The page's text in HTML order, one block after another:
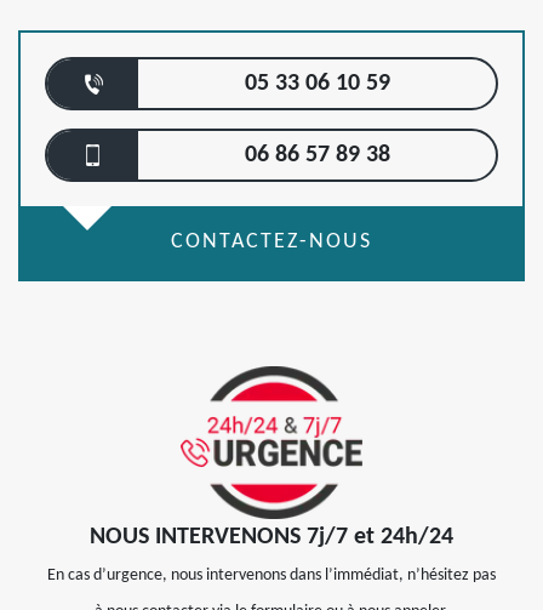
05 33 06 10 59
06 86 57 89 38
CONTACTEZ-NOUS
NOUS INTERVENONS 7j/7 et 24h/24
En cas d’urgence, nous intervenons dans l’immédiat, n’hésitez pas